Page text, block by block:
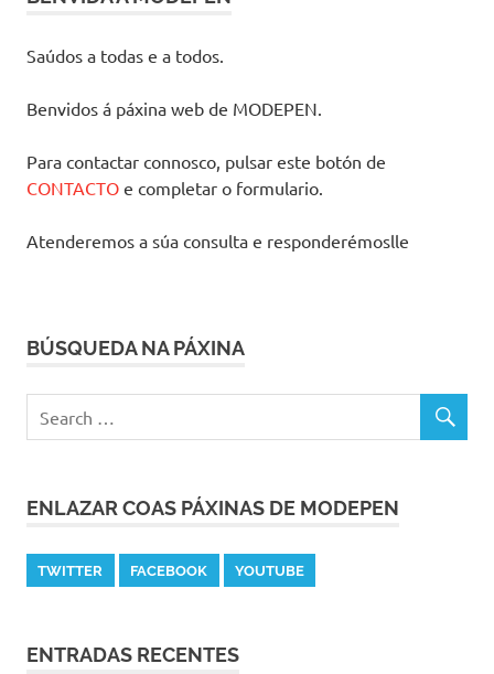
Saúdos a todas e a todos.
Benvidos á páxina web de MODEPEN.
Para contactar connosco, pulsar este botón de
CONTACTO e completar o formulario.
Atenderemos a súa consulta e responderémoslle
BÚSQUEDA NA PÁXINA
ENLAZAR COAS PÁXINAS DE MODEPEN
TWITTER FACEBOOK YOUTUBE
ENTRADAS RECENTES